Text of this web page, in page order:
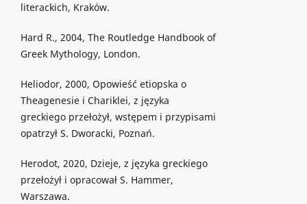
literackich, Kraków.
Hard R., 2004, The Routledge Handbook of
Greek Mythology, London.
Heliodor, 2000, Opowieść etiopska o
Theagenesie i Chariklei, z języka
greckiego przełożył, wstępem i przypisami
opatrzył S. Dworacki, Poznań.
Herodot, 2020, Dzieje, z języka greckiego
przełożył i opracował S. Hammer,
Warszawa.